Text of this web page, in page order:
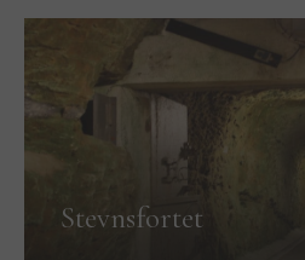
Stevnsfortet